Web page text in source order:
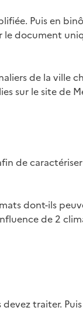
Puis en
le document
de la ville
sur le site de
de
dont-ils
de 2
traiter. Puis